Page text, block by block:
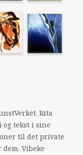
Rita
og tekst i sine
til det private
Vibeke